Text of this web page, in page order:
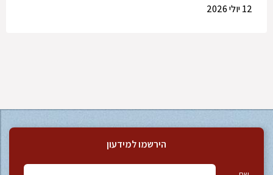
12 יולי 2026
הירשמו למידעון